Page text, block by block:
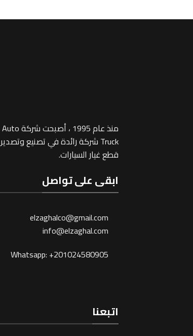
منذ عام 1995 ، أصبحت شركة Auto
Truck شركة رائدة في تصنيع وتصدير
قطع غيار السيارات.
ابقى على تواصل
elzaghalco@gmail.com
info@elzaghal.com
Whatsapp: +201024580905
اتبعنا